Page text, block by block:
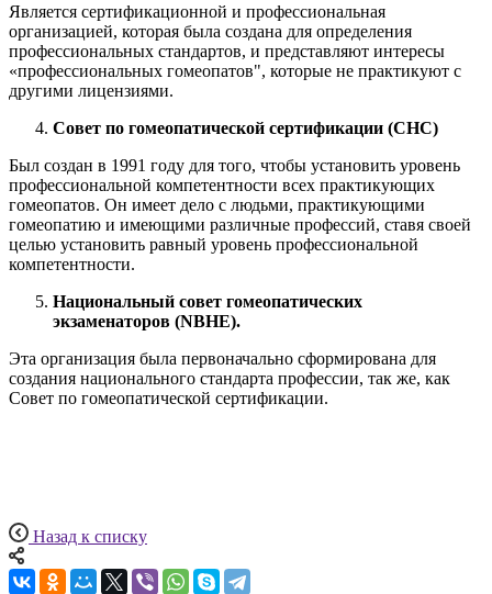
Является сертификационной и профессиональная
организацией, которая была создана для определения
профессиональных стандартов, и представляют интересы
«профессиональных гомеопатов", которые не практикуют с
другими лицензиями.
Совет по гомеопатической сертификации (СНС)
Был создан в 1991 году для того, чтобы установить уровень
профессиональной компетентности всех практикующих
гомеопатов. Он имеет дело с людьми, практикующими
гомеопатию и имеющими различные профессий, ставя своей
целью установить равный уровень профессиональной
компетентности.
Национальный совет гомеопатических
экзаменаторов (NBHE).
Эта организация была первоначально сформирована для
создания национального стандарта профессии, так же, как
Совет по гомеопатической сертификации.
Назад к списку